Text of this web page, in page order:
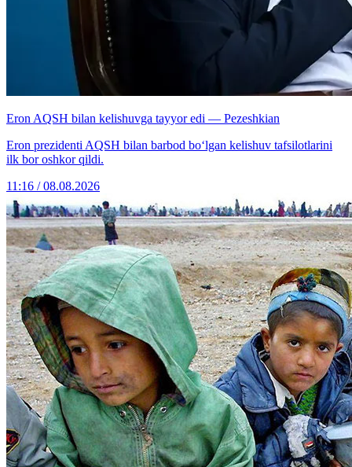
Eron AQSH bilan kelishuvga tayyor edi — Pezeshkian
Eron prezidenti AQSH bilan barbod bo‘lgan kelishuv tafsilotlarini
ilk bor oshkor qildi.
11:16 / 08.08.2026